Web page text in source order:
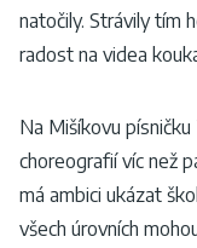
natočily. Strávily tím
radost na videa
Na Mišíkovu
choreografií víc než
má ambici ukázat
všech úrovních